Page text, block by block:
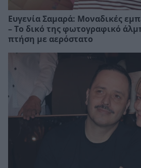
Ευγενία Σαμαρά: Μοναδικές
– Το δικό της φωτογραφικό
πτήση με αερόστατο